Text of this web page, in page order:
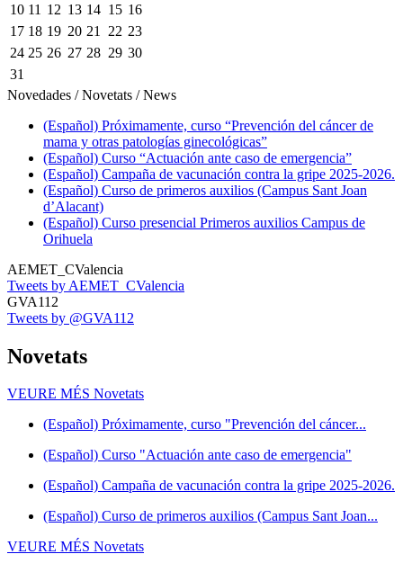
10 11 12 13 14 15 16
17 18 19 20 21 22 23
24 25 26 27 28 29 30
31
Novedades / Novetats / News
(Español) Próximamente, curso “Prevención del cáncer de
mama y otras patologías ginecológicas”
(Español) Curso “Actuación ante caso de emergencia”
(Español) Campaña de vacunación contra la gripe 2025-2026.
(Español) Curso de primeros auxilios (Campus Sant Joan
d’Alacant)
(Español) Curso presencial Primeros auxilios Campus de
Orihuela
AEMET_CValencia
Tweets by AEMET_CValencia
GVA112
Tweets by @GVA112
Novetats
VEURE MÉS Novetats
(Español) Próximamente, curso "Prevención del cáncer...
(Español) Curso "Actuación ante caso de emergencia"
(Español) Campaña de vacunación contra la gripe 2025-2026.
(Español) Curso de primeros auxilios (Campus Sant Joan...
VEURE MÉS Novetats